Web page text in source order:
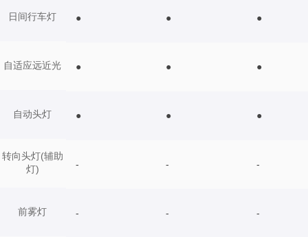
日间行车灯
自适应远近光
自动头灯
转向头灯(辅助
灯)
前雾灯
● ● ●
● ● ●
● ● ●
- - -
- - -